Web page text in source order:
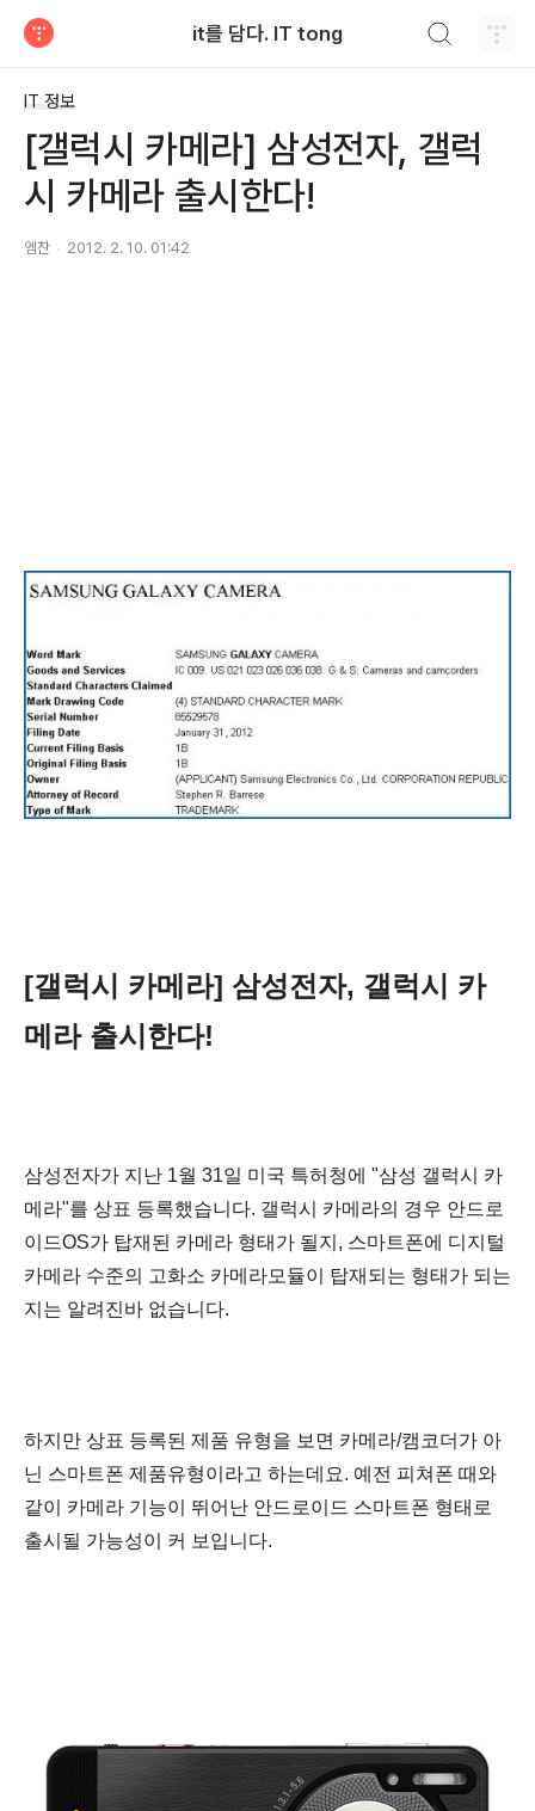
it를 담다. IT tong
IT 정보
[갤럭시 카메라] 삼성전자, 갤럭
시 카메라 출시한다!
엠찬 2012. 2. 10. 01:42
[갤럭시 카메라] 삼성전자, 갤럭시 카
메라 출시한다!
삼성전자가 지난 1월 31일 미국 특허청에 "삼성 갤럭시 카
메라"를 상표 등록했습니다. 갤럭시 카메라의 경우 안드로
이드OS가 탑재된 카메라 형태가 될지, 스마트폰에 디지털
카메라 수준의 고화소 카메라모듈이 탑재되는 형태가 되는
지는 알려진바 없습니다.
하지만 상표 등록된 제품 유형을 보면 카메라/캠코더가 아
닌 스마트폰 제품유형이라고 하는데요. 예전 피쳐폰 때와
같이 카메라 기능이 뛰어난 안드로이드 스마트폰 형태로
출시될 가능성이 커 보입니다.